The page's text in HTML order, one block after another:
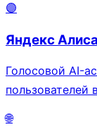
🟣
Яндекс Алиса
Голосовой AI-
пользователей
🌐